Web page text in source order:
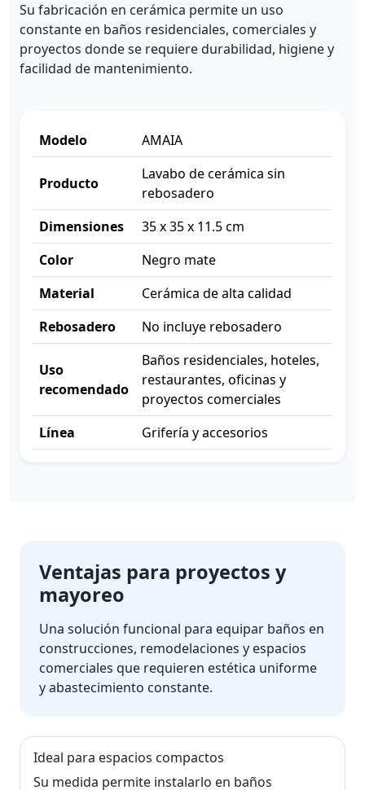
Su fabricación en cerámica permite un uso
constante en baños residenciales, comerciales y
proyectos donde se requiere durabilidad, higiene y
facilidad de mantenimiento.
Modelo AMAIA
Producto
Lavabo de cerámica sin
rebosadero
Dimensiones
35 x 35 x 11.5 cm
Color
Negro mate
Material
Cerámica de alta calidad
Rebosadero
No incluye rebosadero
Uso
recomendado
Baños residenciales, hoteles,
restaurantes, oficinas y
proyectos comerciales
Línea
Grifería y accesorios
Ventajas para proyectos y
mayoreo
Una solución funcional para equipar baños en
construcciones, remodelaciones y espacios
comerciales que requieren estética uniforme
y abastecimiento constante.
Ideal para espacios compactos
Su medida permite instalarlo en baños